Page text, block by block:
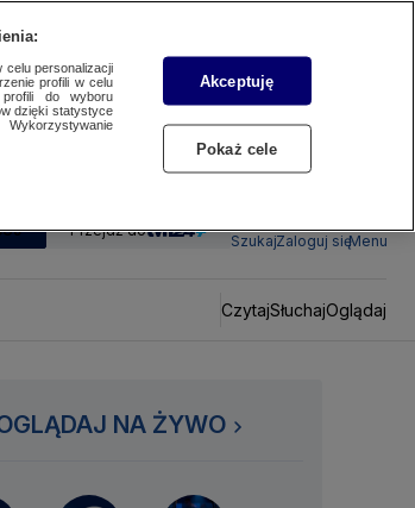
Przejdź do
SzukajZaloguj sięMenu
CzytajSłuchajOglądaj
NA ŻYWO
celu personalizacji
profili w celu
profili do wyboru
dzięki statystyce
Akceptuję
Pokaż cele